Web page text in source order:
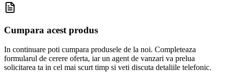
Cumpara acest produs
In continuare poti cumpara produsele de la noi. Completeaza
formularul de cerere oferta, iar un agent de vanzari va prelua
solicitarea ta in cel mai scurt timp si veti discuta detaliile telefonic.